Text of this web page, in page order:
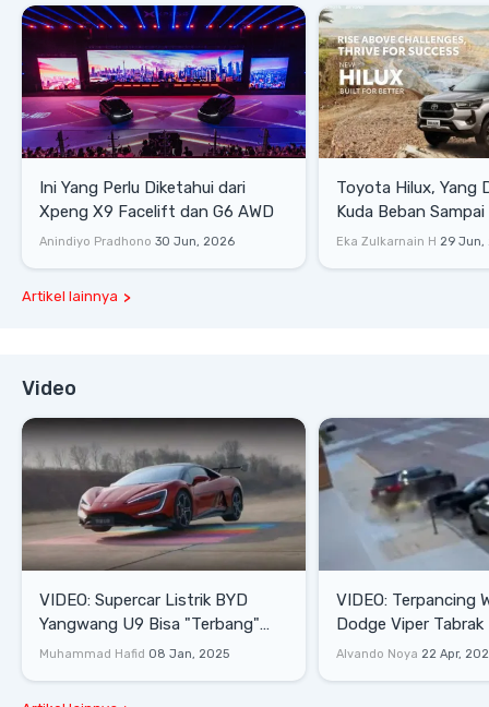
Ini Yang Perlu Diketahui dari
Xpeng X9 Facelift dan G6 AWD
Anindiyo Pradhono 30 Jun, 2026
Toyota Hilux, Yang
Kuda Beban
Lifestyle
Eka Zulkarnain H 29 Jun,
Artikel lainnya
Video
VIDEO: Supercar Listrik BYD
Yangwang U9 Bisa "Terbang"
Lewati Rintangan
Muhammad Hafid 08 Jan, 2025
VIDEO: Terpancing
Dodge Viper Tabrak
Saat Burnout
Alvando Noya 22 Apr,